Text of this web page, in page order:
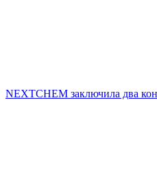
NEXTCHEM заключила два